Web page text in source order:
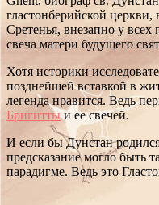
гластонберийской церкви,
Сретенья, внезапно у
свеча матери будущего
Хотя историки
позднейшей вставкой в
легенда нравится. Ведь
Бригиттыи ее свечей.
И если бы Дунстан
предсказание могло быть
парадигме. Ведь это